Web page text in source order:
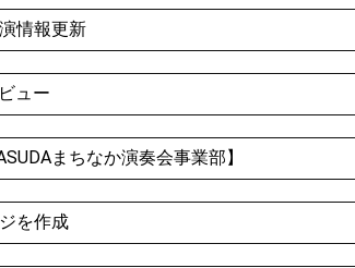
情報更新
ュー
まちなか演奏会事業部】
を作成